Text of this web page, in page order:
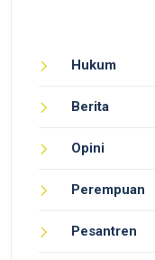
Hukum
Berita
Opini
Perempuan
Pesantren